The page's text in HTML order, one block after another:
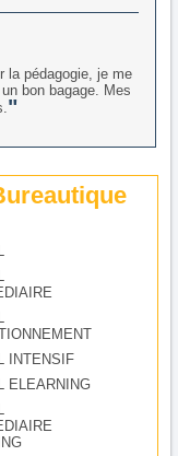
la pédagogie, je me
bon bagage. Mes
INTENSIF
ELEARNING